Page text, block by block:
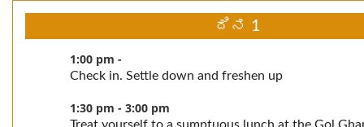
ದಿನ 1
1:00 pm -
Check in. Settle down and freshen up
1:30 pm - 3:00 pm